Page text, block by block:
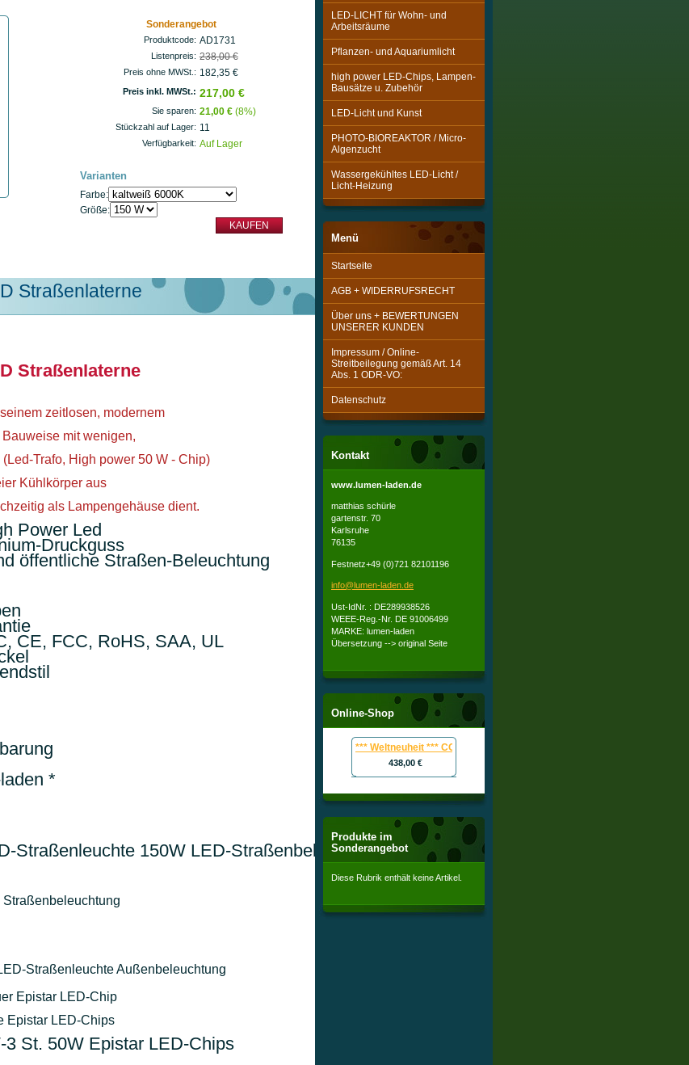
Sonderangebot
Produktcode: AD1731
Listenpreis: 238,00 €
Preis ohne MWSt.: 182,35 €
Preis inkl. MWSt.: 217,00 €
Sie sparen: 21,00 €(8%)
Stückzahl auf Lager: 11
Verfügbarkeit: Auf Lager
Varianten
Farbe:
Größe:
Straßenlaterne
Straßenlaterne
zeitlosen, modernem
mit wenigen,
Trafo, High power 50 W - Chip)
Kühlkörper aus
als Lampengehäuse dient.
Power Led
Druckguss
öffentliche Straßen-Beleuchtung
CE, FCC, RoHS, SAA, UL
*
Straßenleuchte 150W LED-Straßenbeleuchtung
Straßenleuchte Außenbeleuchtung
Epistar LED-Chip
LED-Chips
Epistar LED-Chips
LED-LICHT für Wohn- und
Arbeitsräume
Pflanzen- und Aquariumlicht
high power LED-Chips, Lampen-
Bausätze u. Zubehör
LED-Licht und Kunst
PHOTO-BIOREAKTOR / Micro-
Algenzucht
Wassergekühltes LED-Licht /
Licht-Heizung
Menü
Startseite
AGB + WIDERRUFSRECHT
Über uns + BEWERTUNGEN
UNSERER KUNDEN
Impressum / Online-
Streitbeilegung gemäß Art. 14
Abs. 1 ODR-VO:
Datenschutz
Kontakt
www.lumen-laden.de
matthias schürle
gartenstr. 70
Karlsruhe
76135
Festnetz+49 (0)721 82101196
info@lumen-laden .de
Ust-IdNr. : DE289938526
WEEE-Reg.-Nr. DE 91006499
MARKE: lumen-laden
Übersetzung --> original Seite
Online-Shop
*** Weltneuheit *** COOLMAC 300 W / Wunschspektrum-
438,00 €
Produkte im
Sonderangebot
Diese Rubrik enthält keine Artikel.